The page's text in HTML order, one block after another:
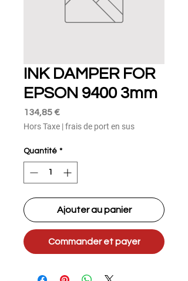
INK DAMPER FOR
EPSON 9400 3mm
134,85 €Prix
Hors Taxe |frais de port en sus
Quantité *
Ajouter au panier
Commander et payer